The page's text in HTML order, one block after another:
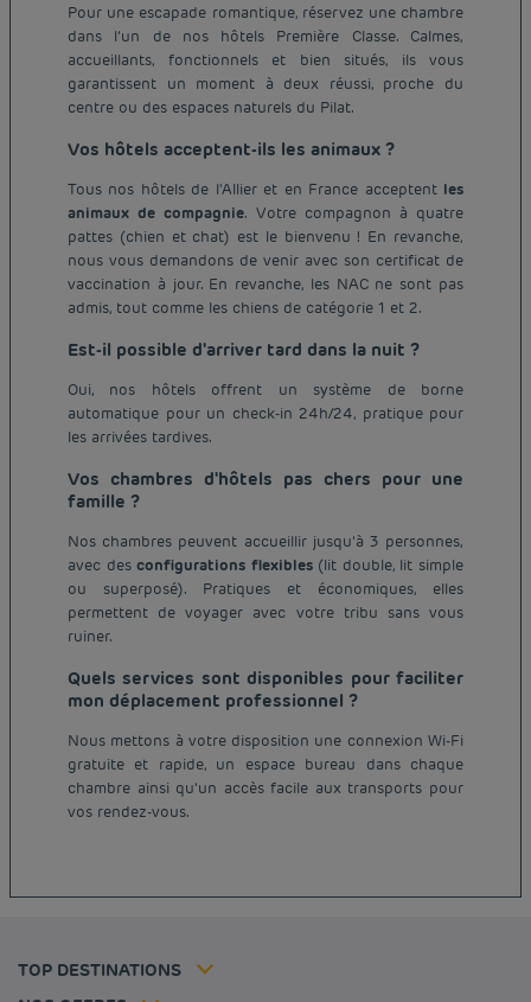
Pour une escapade romantique, réservez une chambre
dans l’un de nos hôtels Première Classe. Calmes,
accueillants, fonctionnels et bien situés, ils vous
garantissent un moment à deux réussi, proche du
centre ou des espaces naturels du Pilat.
Vos hôtels acceptent-ils les animaux ?
Tous nos hôtels de l'Allier et en France acceptent les
animaux de compagnie. Votre compagnon à quatre
pattes (chien et chat) est le bienvenu ! En revanche,
nous vous demandons de venir avec son certificat de
vaccination à jour. En revanche, les NAC ne sont pas
admis, tout comme les chiens de catégorie 1 et 2.
Est-il possible d'arriver tard dans la nuit ?
Oui, nos hôtels offrent un système de borne
automatique pour un check-in 24h/24, pratique pour
les arrivées tardives.
Vos chambres d'hôtels pas chers pour une
famille ?
Nos chambres peuvent accueillir jusqu’à 3 personnes,
avec desconfigurations flexibles(lit double, lit simple
ou superposé). Pratiques et économiques, elles
permettent de voyager avec votre tribu sans vous
ruiner.
Quels services sont disponibles pour faciliter
mon déplacement professionnel ?
Nous mettons à votre disposition une connexion Wi-Fi
gratuite et rapide, un espace bureau dans chaque
chambre ainsi qu’un accès facile aux transports pour
vos rendez-vous.
TOP DESTINATIONS
Hôtel pas cher Paris
Hôtel pas cher Lyon
Hôtel pas cher Marseille
Hôtel pas cher Toulouse
Solutions pro
Ma réservation
Hôtels et inspirations
Politiques de taxes